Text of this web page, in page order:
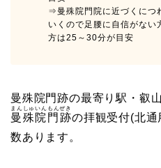
⇒曼殊院門院に近づくにつ
いくので足腰に自信がない
方は25～30分が目安
曼殊院門跡の最寄り駅・叡
曼殊院門跡
まんしゅいんもんぜき
の拝観受付(北
数あります。